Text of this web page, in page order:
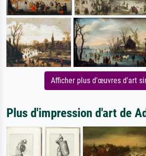
Afficher plus d'œuvres d'art
Plus d'impression d'art de